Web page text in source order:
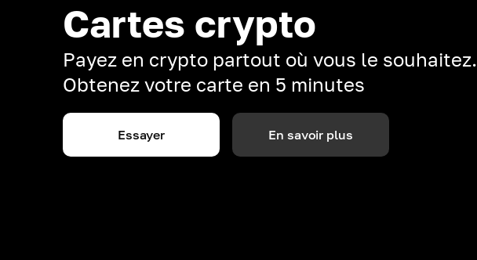
Cartes crypto
Payez en crypto partout où vous le souhaitez.
Obtenez votre carte en 5 minutes
Essayer En savoir plus